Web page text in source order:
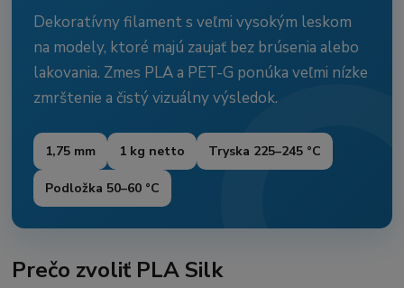
Dekoratívny filament s veľmi vysokým leskom
na modely, ktoré majú zaujať bez brúsenia alebo
lakovania. Zmes PLA a PET-G ponúka veľmi nízke
zmrštenie a čistý vizuálny výsledok.
1,75 mm 1 kg netto Tryska 225–245 °C
Podložka 50–60 °C
Prečo zvoliť PLA Silk